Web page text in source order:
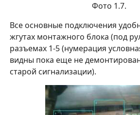
Фото 1.7.
Все основные подключения
жгутах монтажного блока (под
разъемах 1-5 (нумерация
видны пока еще не
старой сигнализации).